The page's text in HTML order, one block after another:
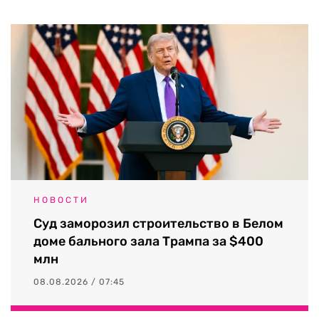
НОВОСТИ
Суд заморозил строительство в Белом
доме бального зала Трампа за $400
млн
08.08.2026 / 07:45